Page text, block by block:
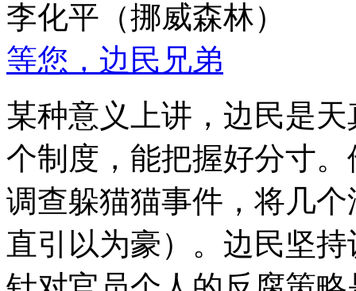
李化平（挪威森林）
等您，边民兄弟
某种意义上讲，边民是
个制度，能把握好分寸
调查躲猫猫事件，将几
直引以为豪）。边民坚